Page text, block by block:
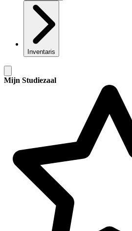
Inventaris
Mijn Studiezaal